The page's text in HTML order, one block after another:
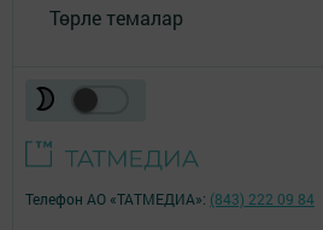
Төрле темалар
Телефон АО «ТАТМЕДИА»: (843) 222 09 84